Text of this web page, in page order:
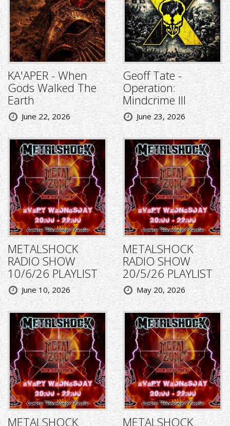
KA'APER - When
Gods Walked The
Earth
June 22, 2026
Geoff Tate -
Operation:
Mindcrime III
June 23, 2026
METALSHOCK
RADIO SHOW
10/6/26 PLAYLIST
June 10, 2026
METALSHOCK
RADIO SHOW
20/5/26 PLAYLIST
May 20, 2026
METALSHOCK
METALSHOCK